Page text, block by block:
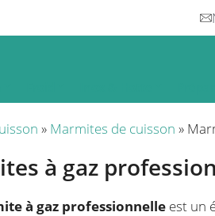
» Marmites de cuisson »
à gaz
à gaz professionnelle est un